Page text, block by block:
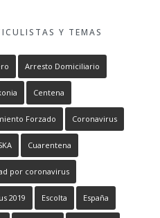
Y TEMAS
Arresto Domiciliario
Centena
Forzado Coronavirus
Cuarentena
por coronavirus
2019 Escolta España